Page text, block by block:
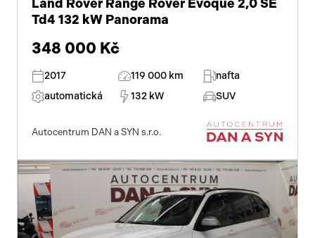
Land Rover Range Rover Evoque 2,0 SE
Td4 132 kW Panorama
348 000 Kč
2017 119 000 km
nafta
automatická
132 kW SUV
Autocentrum DAN a SYN s.r.o.